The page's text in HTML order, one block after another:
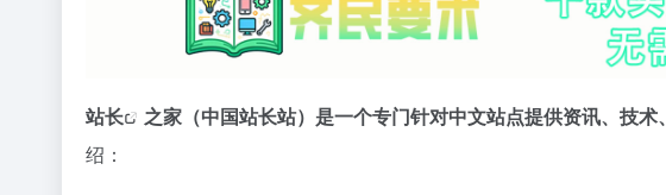
站长 之家（中国站长站）是一个专门针对中文站点提供资讯、技
绍：